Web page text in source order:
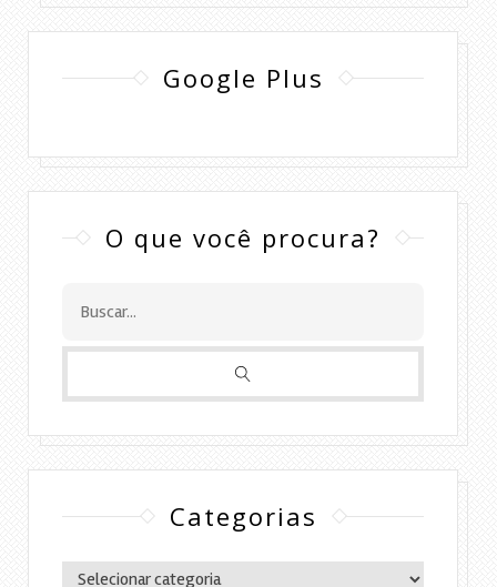
Google Plus
O que você procura?
Categorias
Categorias